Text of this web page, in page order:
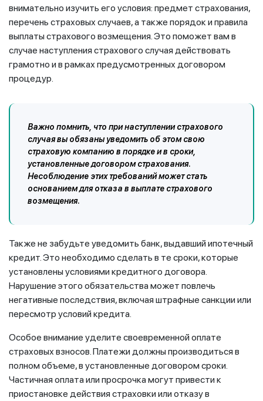
внимательно изучить его условия: предмет страхования,
перечень страховых случаев, а также порядок и правила
выплаты страхового возмещения. Это поможет вам в
случае наступления страхового случая действовать
грамотно и в рамках предусмотренных договором
процедур.
Важно помнить, что при наступлении страхового
случая вы обязаны уведомить об этом свою
страховую компанию в порядке и в сроки,
установленные договором страхования.
Несоблюдение этих требований может стать
основанием для отказа в выплате страхового
возмещения.
Также не забудьте уведомить банк, выдавший ипотечный
кредит. Это необходимо сделать в те сроки, которые
установлены условиями кредитного договора.
Нарушение этого обязательства может повлечь
негативные последствия, включая штрафные санкции или
пересмотр условий кредита.
Особое внимание уделите своевременной оплате
страховых взносов. Платежи должны производиться в
полном объеме, в установленные договором сроки.
Частичная оплата или просрочка могут привести к
приостановке действия страховки или отказу в